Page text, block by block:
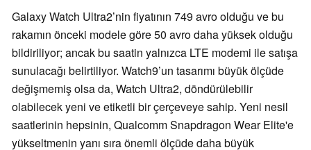
Galaxy Watch Ultra2’nin fiyatının 749 avro olduğu ve bu
rakamın önceki modele göre 50 avro daha yüksek olduğu
bildiriliyor; ancak bu saatin yalnızca LTE modemi ile satışa
sunulacağı belirtiliyor. Watch9’un tasarımı büyük ölçüde
değişmemiş olsa da, Watch Ultra2, döndürülebilir
olabilecek yeni ve etiketli bir çerçeveye sahip. Yeni nesil
saatlerinin hepsinin, Qualcomm Snapdragon Wear Elite'e
yükseltmenin yanı sıra önemli ölçüde daha büyük